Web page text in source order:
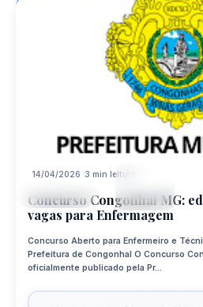
14/04/2026 3 min leitura
Concurso Congonhal MG:
vagas para Enfermagem
Concurso Aberto para Enfermeiro e
Prefeitura de Congonhal O Concurso
oficialmente publicado pela Pr...